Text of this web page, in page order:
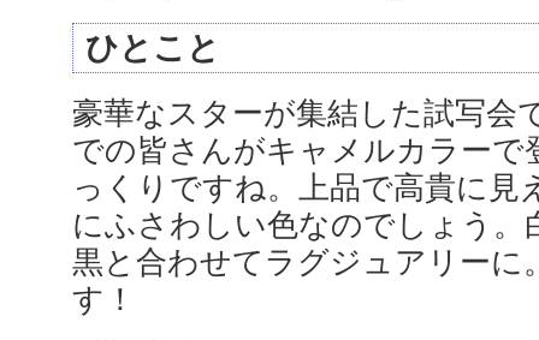
ひとこと
豪華なスターが集結した試写会
での皆さんがキャメルカラーで
っくりですね。上品で高貴に見
にふさわしい色なのでしょう。
黒と合わせてラグジュアリーに
す！